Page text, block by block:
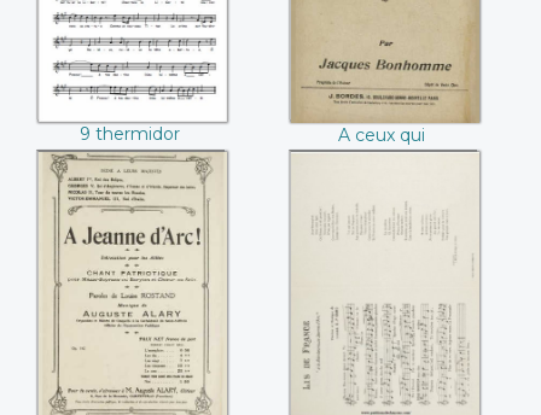
9 thermidor
Bonhomme)
A ceux qui
combattent
Bonhomme)
A Jeanne d'Arc
(Louis Rostand /
Auguste Alary)
A la bienheureuse
Jeanne d'Arc (E.
Picard)